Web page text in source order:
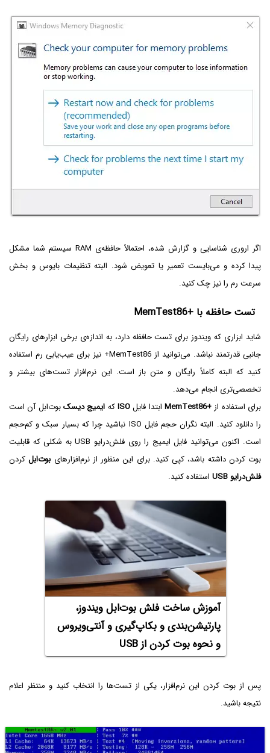
اگر اروری شناسایی و گزارش شده، احتمالاً حافظه‌ی RAM سیستم شما مشکل
پیدا کرده و می‌بایست تعمیر یا تعویض شود. البته تنظیمات بایوس و بخش
سرعت رم را نیز چک کنید.
تست حافظه با MemTest86+
شاید ابزاری که ویندوز برای تست حافظه دارد، به اندازه‌ی برخی ابزارهای رایگان
جانبی قدرتمند نباشد. می‌توانید از MemTest86+ نیز برای عیب‌یابی رم استفاده
کنید که البته کاملاً رایگان و متن باز است. این نرم‌افزار تست‌های بیشتر و
تخصصی‌تری انجام می‌دهد.
برای استفاده ازMemTest86+ابتدا فایلISOکه ایمیج دیسکبوت‌ابل آن است
را دانلود کنید. البته نگران حجم فایل ISO نباشید چرا که بسیار سبک و کم‌حجم
است. اکنون می‌توانید فایل ایمیج را روی فلش‌درایو USB به شکلی که قابلیت
بوت کردن داشته باشد، کپی کنید. برای این منظور از نرم‌افزارهای بوت‌ابلکردن
فلش‌درایو USB
استفاده کنید.
آموزش ساخت فلش بوت‌ابل ویندوز،
پارتیشن‌‌بندی و بکاپ‌گیری و آنتی‌ویروس
و نحوه بوت کردن از USB
پس از بوت کردن این نرم‌افزار، یکی از تست‌ها را انتخاب کنید و منتظر اعلام
نتیجه باشید.